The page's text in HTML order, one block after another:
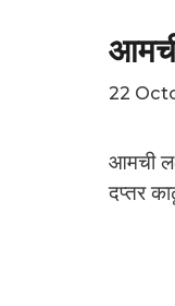
22
आमची
दप्तर